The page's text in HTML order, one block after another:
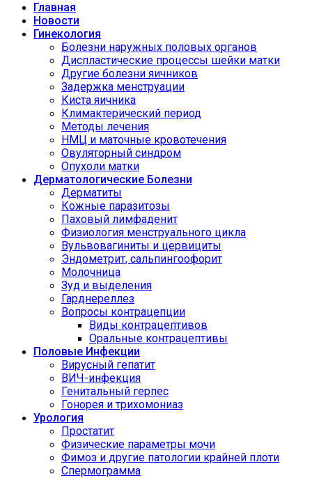
Главная
Новости
Гинекология
Болезни наружных половых органов
Диспластические процессы шейки матки
Другие болезни яичников
Задержка менструации
Киста яичника
Климактерический период
Методы лечения
НМЦ и маточные кровотечения
Овуляторный синдром
Опухоли матки
Дерматологические Болезни
Дерматиты
Кожные паразитозы
Паховый лимфаденит
Физиология менструального цикла
Вульвовагиниты и цервициты
Эндометрит, сальпингоофорит
Молочница
Зуд и выделения
Гарднереллез
Вопросы контрацепции
Виды контрацептивов
Оральные контрацептивы
Половые Инфекции
Вирусный гепатит
ВИЧ-инфекция
Генитальный герпес
Гонорея и трихомониаз
Урология
Простатит
Физические параметры мочи
Фимоз и другие патологии крайней плоти
Спермограмма